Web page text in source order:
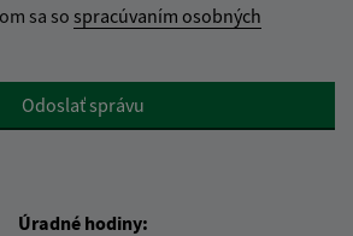
sa so spracúvaním osobných
Odoslať správu
Úradné hodiny: